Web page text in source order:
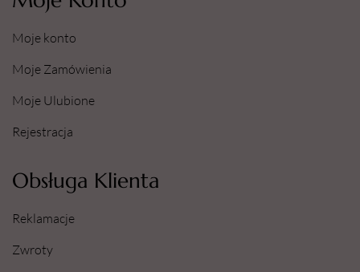
Moje konto
Moje Zamówienia
Moje Ulubione
Rejestracja
Obsługa Klienta
Reklamacje
Zwroty